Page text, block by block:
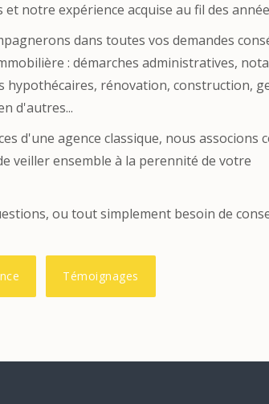
et notre expérience acquise au fil des
dans toutes vos demandes
: démarches administratives,
hypothécaires, rénovation, construction,
d'autres...
d'une agence classique, nous associons
veiller ensemble à la perennité de votre
ou tout simplement besoin de
Témoignages